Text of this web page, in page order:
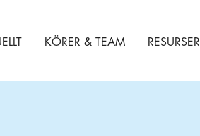
KÖRER & TEAM RESURSER